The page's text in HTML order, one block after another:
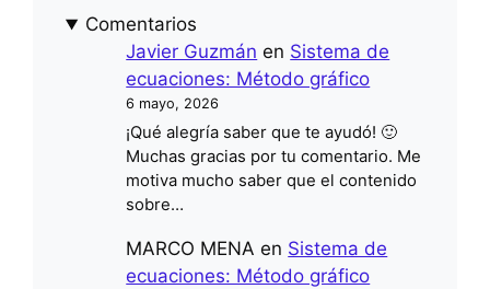
Comentarios
Javier Guzmán en Sistema de
ecuaciones: Método gráfico
6 mayo, 2026
¡Qué alegría saber que te ayudó! 🙂
Muchas gracias por tu comentario. Me
motiva mucho saber que el contenido
sobre…
MARCO MENA en Sistema de
ecuaciones: Método gráfico